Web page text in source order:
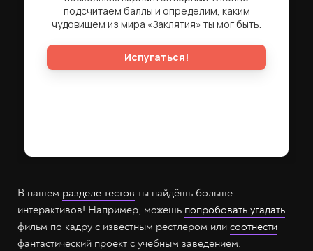
В нашем разделе тестов ты найдёшь больше
интерактивов! Например, можешь попробовать угадать
фильм по кадру с известным рестлером или соотнести
фантастический проект с учебным заведением.